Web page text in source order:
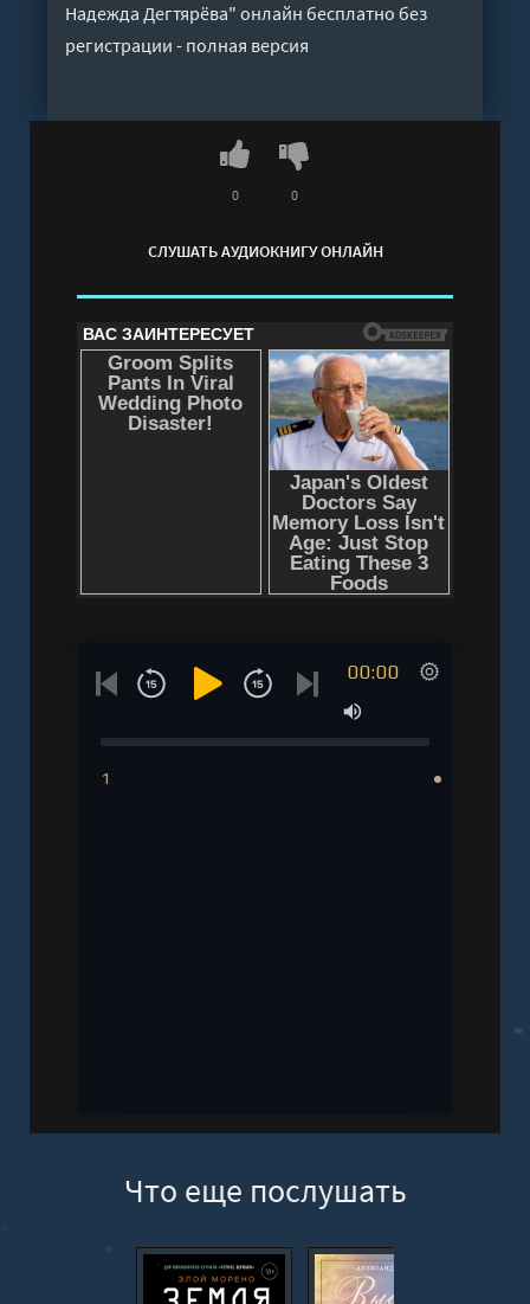
Надежда Дегтярёва" онлайн бесплатно без
регистрации - полная версия
СЛУШАТЬ АУДИОКНИГУ ОНЛАЙН
0 0
00:00
1
Что еще послушать